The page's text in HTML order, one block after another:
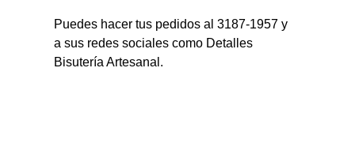
Puedes hacer tus pedidos al 3187-1957 y
a sus redes sociales como Detalles
Bisutería Artesanal.